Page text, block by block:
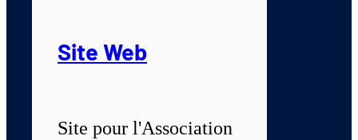
Site Web
Site pour l'Association